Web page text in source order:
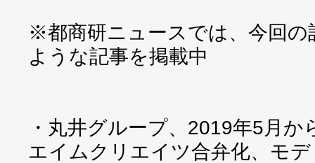
※都商研ニュースでは、今回の
ような記事を掲載中
・ 丸井グループ、2019年5月か
エイムクリエイツ合弁化、モ